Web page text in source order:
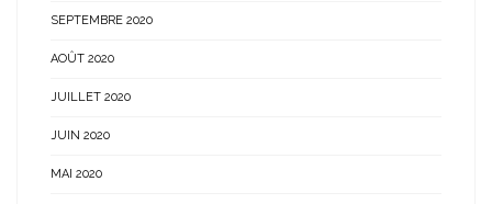
SEPTEMBRE 2020
AOÛT 2020
JUILLET 2020
JUIN 2020
MAI 2020